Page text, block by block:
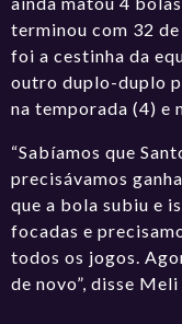
terminou com 32
foi a cestinha da
outro duplo-duplo
na temporada (4) e
“Sabíamos que
precisávamos
que a bola subiu e
focadas e
todos os jogos.
de novo”, disse